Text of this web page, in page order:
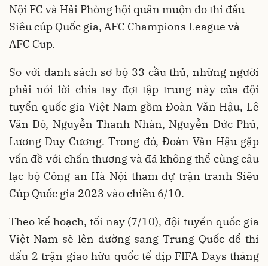
Nội FC và Hải Phòng hội quân muộn do thi đấu
Siêu cúp Quốc gia, AFC Champions League và
AFC Cup.
So với danh sách sơ bộ 33 cầu thủ, những người
phải nói lời chia tay đợt tập trung này của đội
tuyển quốc gia Việt Nam gồm Đoàn Văn Hậu, Lê
Văn Đô, Nguyễn Thanh Nhàn, Nguyễn Đức Phú,
Lương Duy Cương. Trong đó, Đoàn Văn Hậu gặp
vấn đề với chấn thương và đã không thể cùng câu
lạc bộ Công an Hà Nội tham dự trận tranh Siêu
Cúp Quốc gia 2023 vào chiều 6/10.
Theo kế hoạch, tối nay (7/10), đội tuyển quốc gia
Việt Nam sẽ lên đường sang Trung Quốc để thi
đấu 2 trận giao hữu quốc tế dịp FIFA Days tháng